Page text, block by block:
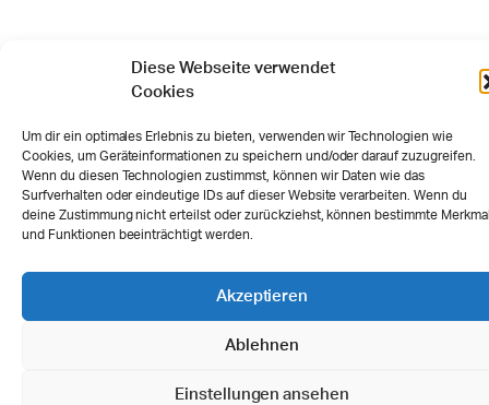
Diese Webseite verwendet
Cookies
Um dir ein optimales Erlebnis zu bieten, verwenden wir Technologien wie
Cookies, um Geräteinformationen zu speichern und/oder darauf zuzugreifen.
Wenn du diesen Technologien zustimmst, können wir Daten wie das
Surfverhalten oder eindeutige IDs auf dieser Website verarbeiten. Wenn du
deine Zustimmung nicht erteilst oder zurückziehst, können bestimmte
und Funktionen beeinträchtigt werden.
Akzeptieren
Ablehnen
Einstellungen ansehen